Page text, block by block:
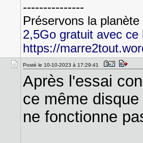
---------------
Préservons la
2,5Go gratuit avec ce
https://
Posté le 10-10-2023 à 17:29:41
Après l'essai
ce même
ne fonctionne